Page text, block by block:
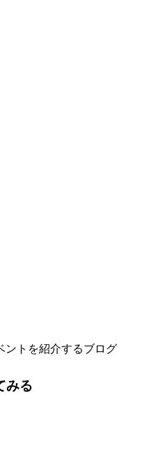
ントを紹介するブログ
みる